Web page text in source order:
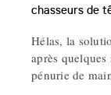
chasseurs de
Hélas, la
après
pénurie de